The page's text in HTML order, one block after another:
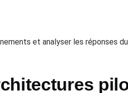
et analyser les réponses